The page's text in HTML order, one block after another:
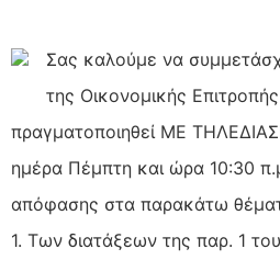
Σας καλούμε να
της Οικονομικής
πραγματοποιηθεί ΜΕ
ημέρα Πέμπτη και ώρα 10:30
απόφασης στα παρακάτω
1. Των διατάξεων της παρ. 1